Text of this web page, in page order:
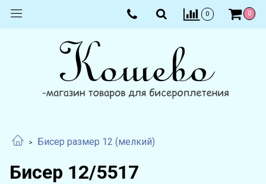
0 0
Бисер размер 12 (мелкий)
Бисер 12/5517